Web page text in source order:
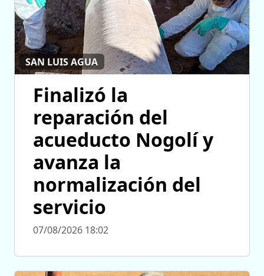
SAN LUIS AGUA
Finalizó la
reparación del
acueducto Nogolí y
avanza la
normalización del
servicio
07/08/2026 18:02